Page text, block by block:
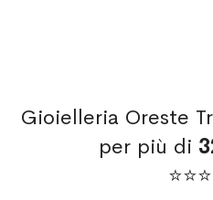
Gioielleria Oreste
per più di